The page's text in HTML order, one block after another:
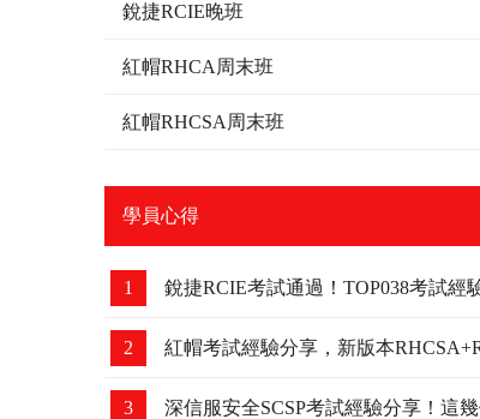
銳捷RCIE晚班
紅帽RHCA周末班
紅帽RHCSA周末班
學員心得
1 銳捷RCIE考試通過！TOP038考試經
2 紅帽考試經驗分享，新版本
3 深信服安全SCSP考試經驗分享！這